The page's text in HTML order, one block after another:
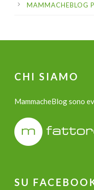
MAMMACHEBLOG
CHI SIAMO
MammacheBlog sono
SU